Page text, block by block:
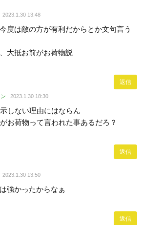
2023.1.30 13:48
度は敵の方が有利だからとか文句言う
大抵お前がお荷物説
返信
2023.1.30 18:30
しない理由にはならん
お荷物って言われた事あるだろ？
返信
2023.1.30 13:50
強かったからなぁ
返信